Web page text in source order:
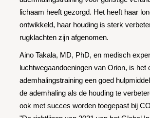
lichaam heeft gezorgd. Het heeft haar
ontwikkeld, haar houding is sterk
rugklachten zijn afgenomen.
Aino Takala, MD, PhD, en medisch
luchtwegaandoeningen van Orion, is het
ademhalingstraining een goed
de ademhaling als de houding te
ook met succes worden toegepast bij